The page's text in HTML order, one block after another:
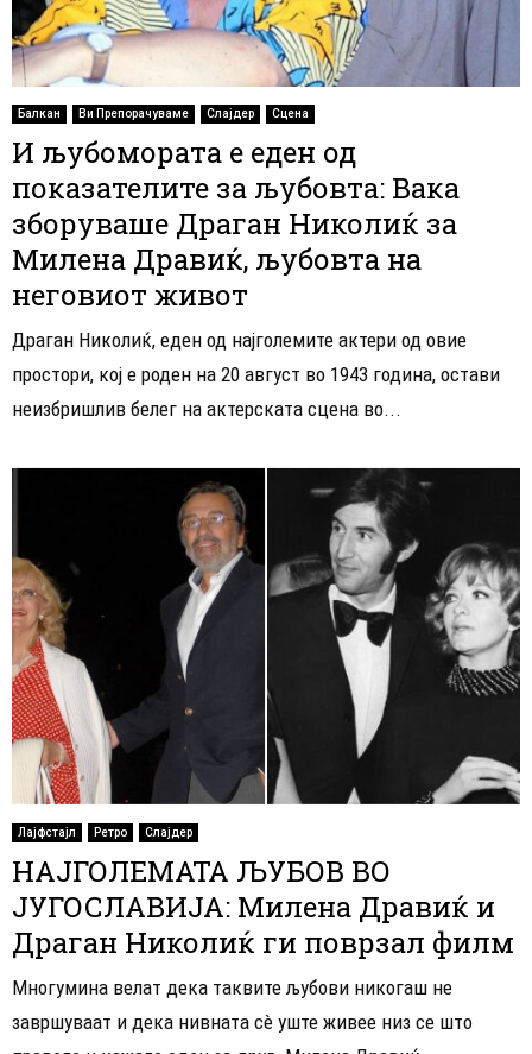
Балкан Ви Препорачуваме Слајдер Сцена
И љубомората е еден од
показателите за љубовта: Вака
зборуваше Драган Николиќ за
Милена Дравиќ, љубовта на
неговиот живот
Драган Николиќ, еден од најголемите актери од овие
простори, кој е роден на 20 август во 1943 година, остави
неизбришлив белег на актерската сцена во...
Лајфстајл Ретро Слајдер
НАЈГОЛЕМАТА ЉУБОВ ВО
ЈУГОСЛАВИЈА: Милена Дравиќ и
Драган Николиќ ги поврзал филм
Многумина велат дека таквите љубови никогаш не
завршуваат и дека нивната сè уште живее низ се што